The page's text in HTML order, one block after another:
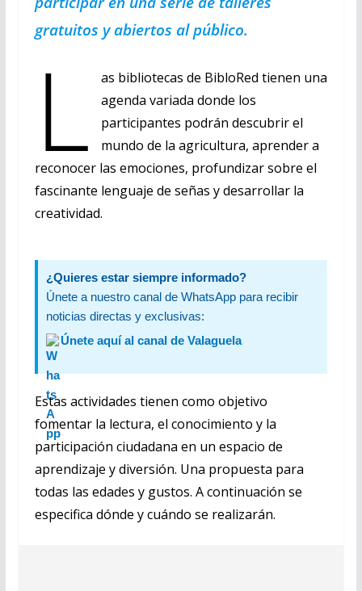
gratuitos y abiertos al público.
L
as bibliotecas de BibloRed tienen una
agenda variada donde los
participantes podrán descubrir el
mundo de la agricultura, aprender a
reconocer las emociones, profundizar sobre el
fascinante lenguaje de señas y desarrollar la
creatividad.
¿Quieres estar siempre informado?
Únete a nuestro canal de WhatsApp para recibir
noticias directas y exclusivas:
Únete aquí al canal de Valaguela
Estas actividades tienen como objetivo
fomentar la lectura, el conocimiento y la
participación ciudadana en un espacio de
aprendizaje y diversión. Una propuesta para
todas las edades y gustos. A continuación se
especifica dónde y cuándo se realizarán.